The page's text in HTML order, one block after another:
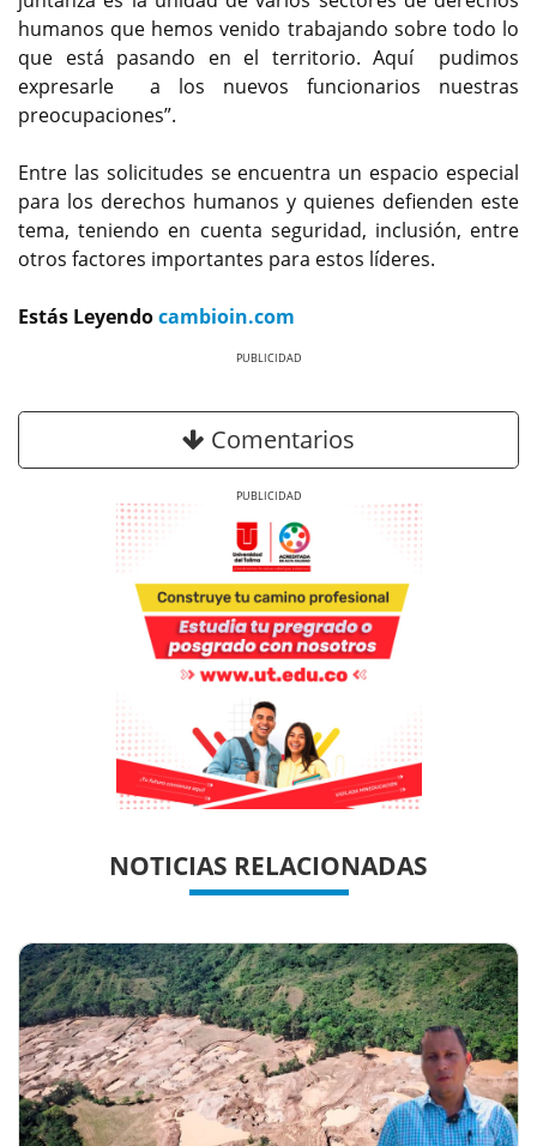
humanos que hemos venido trabajando sobre todo lo
que está pasando en el territorio. Aquí pudimos
expresarle a los nuevos funcionarios nuestras
preocupaciones”.
Entre las solicitudes se encuentra un espacio especial
para los derechos humanos y quienes defienden este
tema, teniendo en cuenta seguridad, inclusión, entre
otros factores importantes para estos líderes.
Estás Leyendocambioin.com
Comentarios
NOTICIAS RELACIONADAS